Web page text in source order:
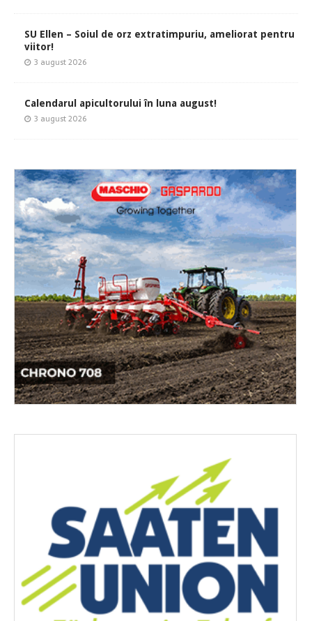
SU Ellen – Soiul de orz extratimpuriu, ameliorat pentru
viitor!
3 august 2026
Calendarul apicultorului în luna august!
3 august 2026